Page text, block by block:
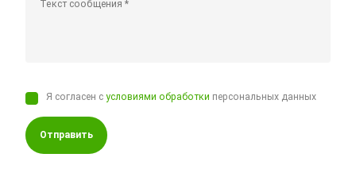
Я согласен сусловиями обработки персональных данных
Отправить